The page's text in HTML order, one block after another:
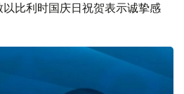
比利时国庆日祝贺表示诚挚感